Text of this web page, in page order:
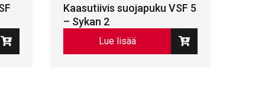
Kaasutiivis suojapuku VSF 5
– Sykan 2
Lue lisää